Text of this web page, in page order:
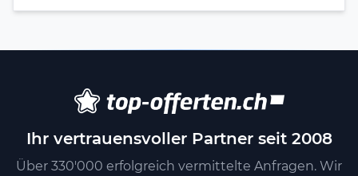
Ihr vertrauensvoller Partner seit 2008
Über 330'000 erfolgreich vermittelte Anfragen. Wir